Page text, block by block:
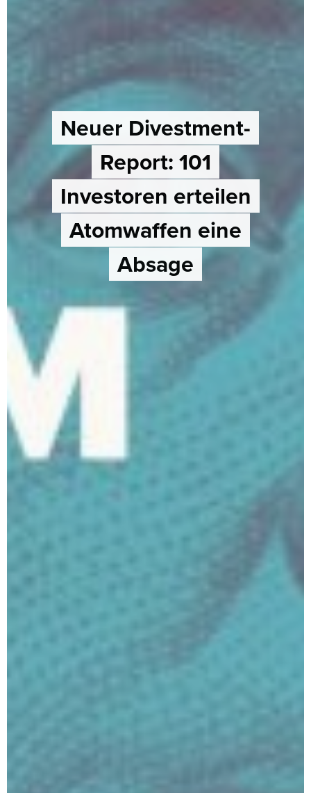
Neuer Divestment-
Report: 101
Investoren erteilen
Atomwaffen eine
Absage